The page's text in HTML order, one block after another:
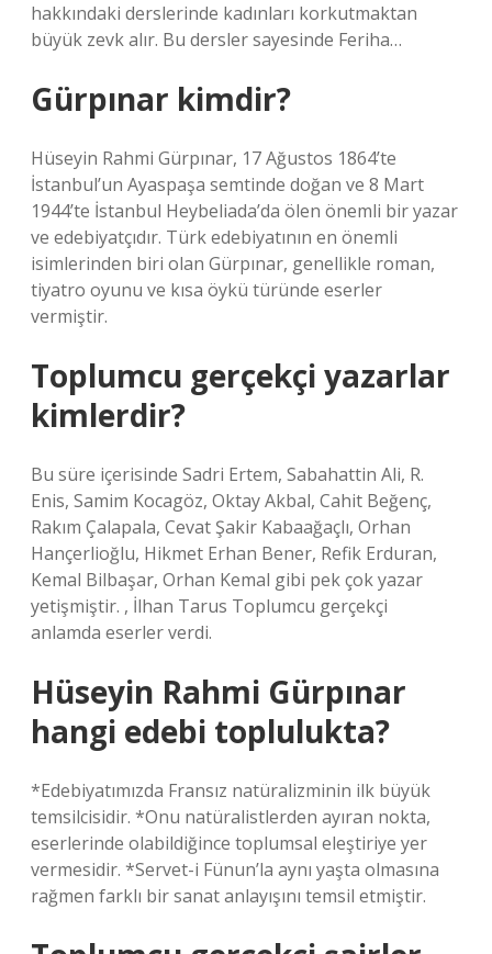
hakkındaki derslerinde kadınları korkutmaktan
büyük zevk alır. Bu dersler sayesinde Feriha…
Gürpınar kimdir?
Hüseyin Rahmi Gürpınar, 17 Ağustos 1864’te
İstanbul’un Ayaspaşa semtinde doğan ve 8 Mart
1944’te İstanbul Heybeliada’da ölen önemli bir yazar
ve edebiyatçıdır. Türk edebiyatının en önemli
isimlerinden biri olan Gürpınar, genellikle roman,
tiyatro oyunu ve kısa öykü türünde eserler
vermiştir.
Toplumcu gerçekçi yazarlar
kimlerdir?
Bu süre içerisinde Sadri Ertem, Sabahattin Ali, R.
Enis, Samim Kocagöz, Oktay Akbal, Cahit Beğenç,
Rakım Çalapala, Cevat Şakir Kabaağaçlı, Orhan
Hançerlioğlu, Hikmet Erhan Bener, Refik Erduran,
Kemal Bilbaşar, Orhan Kemal gibi pek çok yazar
yetişmiştir. , İlhan Tarus Toplumcu gerçekçi
anlamda eserler verdi.
Hüseyin Rahmi Gürpınar
hangi edebi toplulukta?
*Edebiyatımızda Fransız natüralizminin ilk büyük
temsilcisidir. *Onu natüralistlerden ayıran nokta,
eserlerinde olabildiğince toplumsal eleştiriye yer
vermesidir. *Servet-i Fünun’la aynı yaşta olmasına
rağmen farklı bir sanat anlayışını temsil etmiştir.